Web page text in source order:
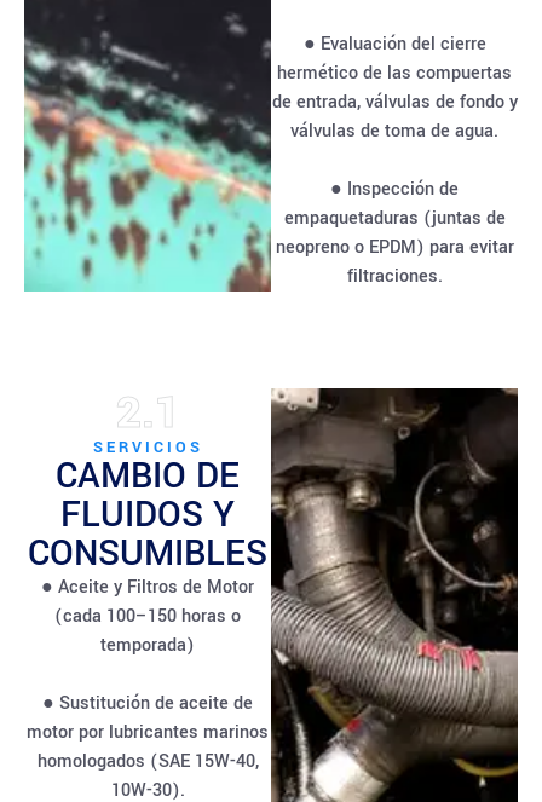
● Evaluación del cierre
hermético de las compuertas
de entrada, válvulas de fondo y
válvulas de toma de agua.
● Inspección de
empaquetaduras (juntas de
neopreno o EPDM) para evitar
filtraciones.
2.1
SERVICIOS
CAMBIO DE
FLUIDOS Y
CONSUMIBLES
● Aceite y Filtros de Motor
(cada 100–150 horas o
temporada)
● Sustitución de aceite de
motor por lubricantes marinos
homologados (SAE 15W-40,
10W-30).